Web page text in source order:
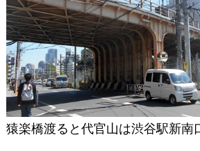
猿楽橋渡ると代官山は渋谷駅新南